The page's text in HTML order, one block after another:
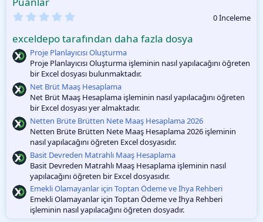
0
O
y
l
a
m
a
0 İnceleme
exceldepo tarafından daha fazla dosya
Proje Planlayıcısı Oluşturma
Proje Planlayıcısı Oluşturma işleminin nasıl yapılacağını öğreten
bir Excel dosyası bulunmaktadır.
Net Brüt Maaş Hesaplama
Net Brüt Maaş Hesaplama işleminin nasıl yapılacağını öğreten
bir Excel dosyası yer almaktadır.
Netten Brüte Brütten Nete Maaş Hesaplama 2026
Netten Brüte Brütten Nete Maaş Hesaplama 2026 işleminin
nasıl yapılacağını öğreten Excel dosyasıdır.
Basit Devreden Matrahlı Maaş Hesaplama
Basit Devreden Matrahlı Maaş Hesaplama işleminin nasıl
yapılacağını öğreten bir Excel dosyasıdır.
Emekli Olamayanlar için Toptan Ödeme ve İhya Rehberi
Emekli Olamayanlar için Toptan Ödeme ve İhya Rehberi
işleminin nasıl yapılacağını öğreten dosyadır.